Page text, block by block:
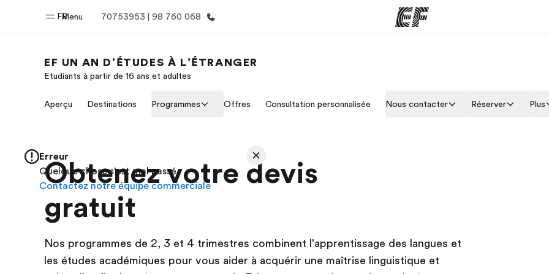
Menu
FR 70753953 | 98 760 068
Bienvenue chez EF Nos offres Trouver un bureau Qui
EF UN AN D’ÉTUDES À L’ÉTRANGER
Etudiants à partir de 16 ans et adultes
Aperçu Destinations Programmes Offres Consultation personnalisée Nous contacter Réserver Plus
Obtenez votre devis
gratuit
Nos programmes de 2, 3 et 4 trimestres combinent l'apprentissage des langues et
les études académiques pour vous aider à acquérir une maîtrise linguistique et
Erreur
Quelque chose s'est mal passé
Contactez notre équipe commerciale